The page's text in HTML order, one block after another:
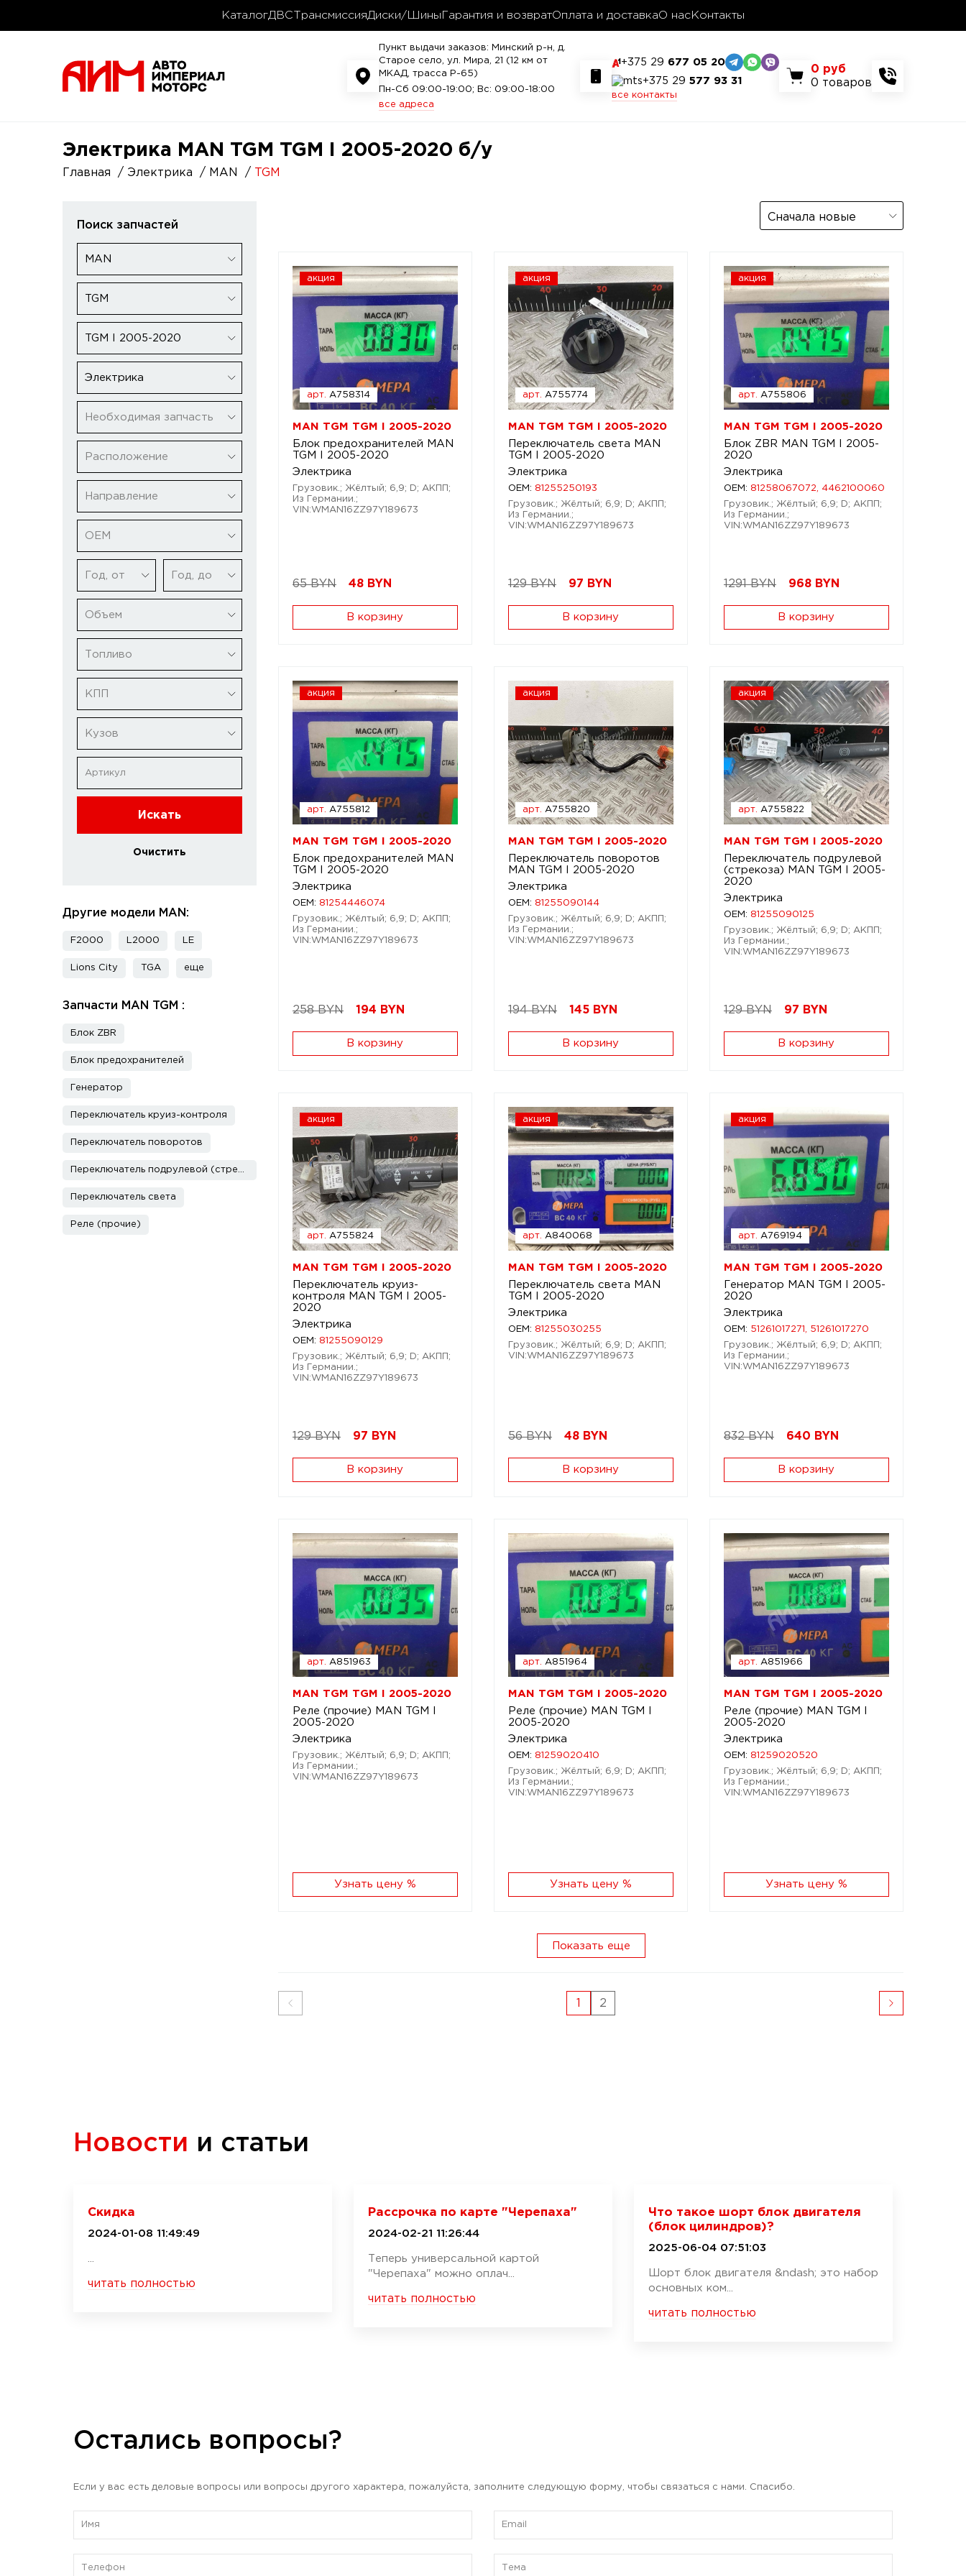
КаталогДВС ТрансмиссияДиски/Шины Гарантия и возвратОплата и доставкаО нас Контакты
Пункт выдачи заказов: Минский р-н, д.
Старое село, ул. Мира, 21 (12 км от
МКАД, трасса P-65)
Пн-Сб 09:00-19:00; Вс: 09:00-18:00
все адреса
+375 29 677 05 20
+375 29 577 93 31
все контакты
0 руб
0 товаров
Электрика MAN TGM TGM I 2005-2020 б/у
Главная Электрика MAN TGM
Поиск запчастей
MAN
TGM
TGM I 2005-2020
Электрика
Необходимая запчасть
Расположение
Направление
ОЕМ
Год, от Год, до
Объем
Топливо
КПП
Кузов
Искать
Очистить
Другие модели MAN:
F2000 L2000 LE
Lions City TGA еще
Запчасти MAN TGM :
Блок ZBR
Блок предохранителей
Генератор
Переключатель круиз-контроля
Переключатель поворотов
Переключатель света
Реле (прочие)
Сначала новые
акция
арт. A758314
MAN TGM TGM I 2005-2020
Блок предохранителей MAN
TGM I 2005-2020
Электрика
Грузовик.; Жёлтый; 6,9; D; АКПП;
Из Германии.;
VIN:WMAN16ZZ97Y189673
65 BYN 48 BYN
В корзину
акция
арт. A755774
MAN TGM TGM I 2005-2020
Переключатель света MAN
TGM I 2005-2020
Электрика
OEM: 81255250193
Грузовик.; Жёлтый; 6,9; D; АКПП;
Из Германии.;
VIN:WMAN16ZZ97Y189673
129 BYN 97 BYN
В корзину
акция
арт. A755806
MAN TGM TGM I 2005-2020
Блок ZBR MAN TGM I 2005-
2020
Электрика
OEM: 81258067072, 4462100060
Грузовик.; Жёлтый; 6,9; D; АКПП;
Из Германии.;
VIN:WMAN16ZZ97Y189673
1291 BYN 968 BYN
В корзину
акция
арт. A755812
MAN TGM TGM I 2005-2020
Блок предохранителей MAN
TGM I 2005-2020
Электрика
OEM: 81254446074
Грузовик.; Жёлтый; 6,9; D; АКПП;
Из Германии.;
VIN:WMAN16ZZ97Y189673
258 BYN 194 BYN
В корзину
акция
арт. A755820
MAN TGM TGM I 2005-2020
Переключатель поворотов
MAN TGM I 2005-2020
Электрика
OEM: 81255090144
Грузовик.; Жёлтый; 6,9; D; АКПП;
Из Германии.;
VIN:WMAN16ZZ97Y189673
194 BYN 145 BYN
В корзину
акция
арт. A755822
MAN TGM TGM I 2005-2020
Переключатель подрулевой
(стрекоза) MAN TGM I 2005-
2020
Электрика
OEM: 81255090125
Грузовик.; Жёлтый; 6,9; D; АКПП;
Из Германии.;
VIN:WMAN16ZZ97Y189673
129 BYN 97 BYN
В корзину
акция
арт. A755824
MAN TGM TGM I 2005-2020
Переключатель круиз-
контроля MAN TGM I 2005-
2020
Электрика
OEM: 81255090129
Грузовик.; Жёлтый; 6,9; D; АКПП;
Из Германии.;
VIN:WMAN16ZZ97Y189673
129 BYN 97 BYN
В корзину
акция
арт. A840068
MAN TGM TGM I 2005-2020
Переключатель света MAN
TGM I 2005-2020
Электрика
OEM: 81255030255
Грузовик.; Жёлтый; 6,9; D; АКПП;
VIN:WMAN16ZZ97Y189673
56 BYN 48 BYN
В корзину
акция
арт. A769194
MAN TGM TGM I 2005-2020
Генератор MAN TGM I 2005-
2020
Электрика
OEM: 51261017271, 51261017270
Грузовик.; Жёлтый; 6,9; D; АКПП;
Из Германии.;
VIN:WMAN16ZZ97Y189673
832 BYN 640 BYN
В корзину
арт. A851963
MAN TGM TGM I 2005-2020
Реле (прочие) MAN TGM I
2005-2020
Электрика
Грузовик.; Жёлтый; 6,9; D; АКПП;
Из Германии.;
VIN:WMAN16ZZ97Y189673
Узнать цену %
арт. A851964
MAN TGM TGM I 2005-2020
Реле (прочие) MAN TGM I
2005-2020
Электрика
OEM: 81259020410
Грузовик.; Жёлтый; 6,9; D; АКПП;
Из Германии.;
VIN:WMAN16ZZ97Y189673
Узнать цену %
арт. A851966
MAN TGM TGM I 2005-2020
Реле (прочие) MAN TGM I
2005-2020
Электрика
OEM: 81259020520
Грузовик.; Жёлтый; 6,9; D; АКПП;
Из Германии.;
VIN:WMAN16ZZ97Y189673
Узнать цену %
Показать еще
1 2
Новости и статьи
Скидка
2024-01-08 11:49:49
читать полностью
Рассрочка по карте "Черепаха"
2024-02-21 11:26:44
Теперь универсальной картой
"Черепаха" можно оплач...
читать полностью
Что такое шорт блок двигателя
(блок цилиндров)?
2025-06-04 07:51:03
Шорт блок двигателя &ndash; это набор
основных ком...
читать полностью
Остались вопросы?
Если у вас есть деловые вопросы или вопросы другого характера, пожалуйста, заполните следующую форму, чтобы связаться с нами. Спасибо.